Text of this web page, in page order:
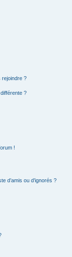
rejoindre ?
?
!
d’amis ou d’ignorés ?